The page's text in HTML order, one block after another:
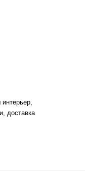
доставка